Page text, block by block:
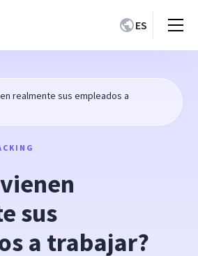
ES
realmente sus empleados a
sus
a trabajar?